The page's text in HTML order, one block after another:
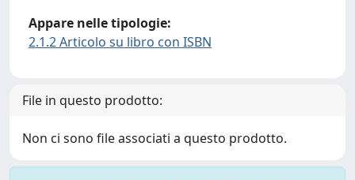
Appare nelle tipologie:
2.1.2 Articolo su libro con ISBN
File in questo prodotto:
Non ci sono file associati a questo prodotto.